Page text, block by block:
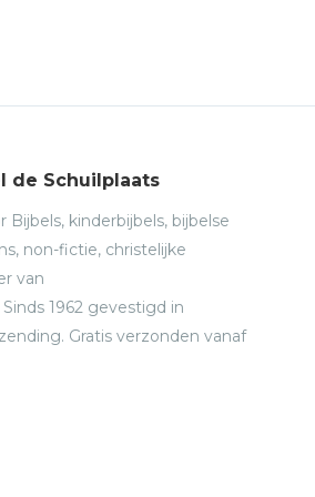
de Schuilplaats
kinderbijbels, bijbelse
non-fictie, christelijke
van
1962 gevestigd in
Gratis verzonden vanaf